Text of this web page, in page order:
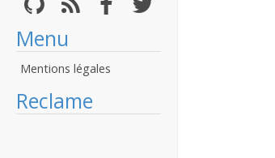
Menu
Mentions légales
Reclame